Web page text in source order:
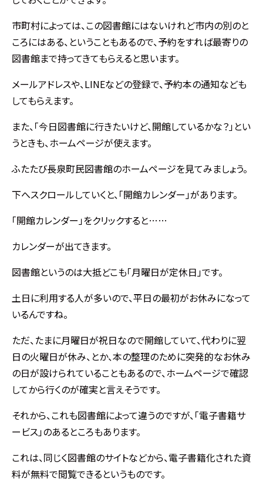
市町村によっては、この図書館にはないけれど市内の別のと
ころにはある、ということもあるので、予約をすれば最寄りの
図書館まで持ってきてもらえると思います。
メールアドレスや、LINEなどの登録で、予約本の通知なども
してもらえます。
また、「今日図書館に行きたいけど、開館しているかな？」とい
うときも、ホームページが使えます。
ふたたび長泉町民図書館のホームページを見てみましょう。
下へスクロールしていくと、「開館カレンダー」があります。
「開館カレンダー」をクリックすると……
カレンダーが出てきます。
図書館というのは大抵どこも「月曜日が定休日」です。
土日に利用する人が多いので、平日の最初がお休みになって
いるんですね。
ただ、たまに月曜日が祝日なので開館していて、代わりに翌
日の火曜日が休み、とか、本の整理のために突発的なお休み
の日が設けられていることもあるので、ホームページで確認
してから行くのが確実と言えそうです。
それから、これも図書館によって違うのですが、「電子書籍サ
ービス」のあるところもあります。
これは、同じく図書館のサイトなどから、電子書籍化された資
料が無料で閲覧できるというものです。